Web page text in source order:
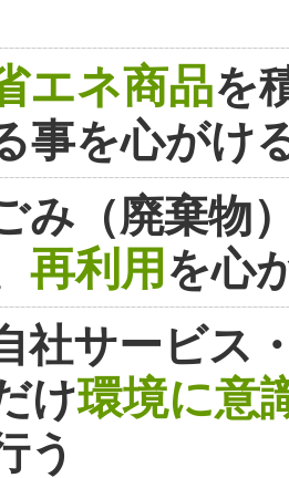
エネ商品を
事を心がけ
み（廃棄物
再利用 を心
社サービス
け環境に意
う